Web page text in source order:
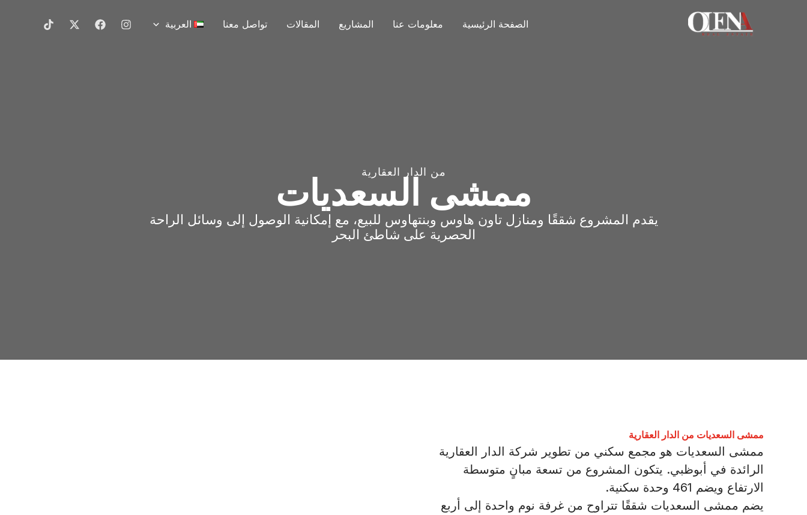
الصفحة الرئيسية معلومات عنا المشاريع المقالات تواصل معنا العربية
من الدار العقارية
ممشى السعديات
يقدم المشروع شققًا ومنازل تاون هاوس وبنتهاوس للبيع، مع إمكانية الوصول إلى وسائل الراحة
الحصرية على شاطئ البحر
ممشى السعديات من الدار العقارية
ممشى السعديات هو مجمع سكني من تطوير شركة الدار العقارية
الرائدة في أبوظبي. يتكون المشروع من تسعة مبانٍ متوسطة
الارتفاع ويضم 461 وحدة سكنية.
يضم ممشى السعديات شققًا تتراوح من غرفة نوم واحدة إلى أربع